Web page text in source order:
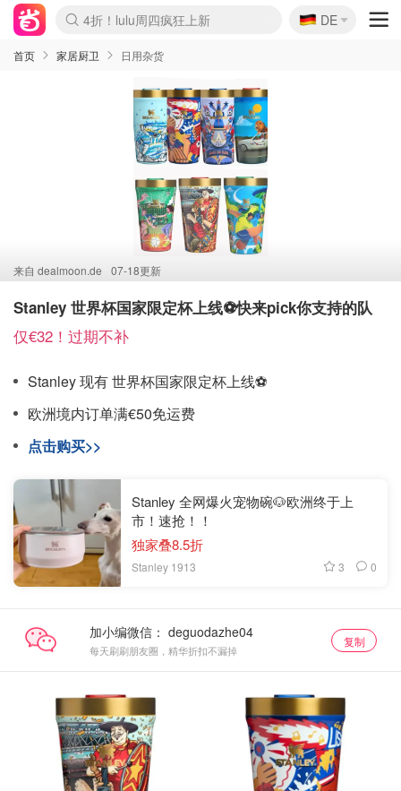
Boticinal 夏促开抢！
4折！lulu周四疯狂上新
还没结束！&OtherStories大促
Joybuy变相75折 随时失效
速领！Stanley独家85折
疑似霸哥！Camper额外叠85折
Zalando 奥莱闪促！每日更新
Moncler反季囤！5折起+叠9折
Coach Brooklyn仅€192
🇩🇪
DE
首页 家居厨卫 日用杂货
来自 dealmoon.de 07-18更新
Stanley 世界杯国家限定杯上线⚽️快来pick你支持的队
仅€32！过期不补
Stanley 现有 世界杯国家限定杯上线⚽️
欧洲境内订单满€50免运费
点击购买>>
Stanley 全网爆火宠物碗🐶欧洲终于上
市！速抢！！
独家叠8.5折
Stanley 1913 3 0
加小编微信：
每天刷刷朋友圈，精华折扣不漏掉
复制